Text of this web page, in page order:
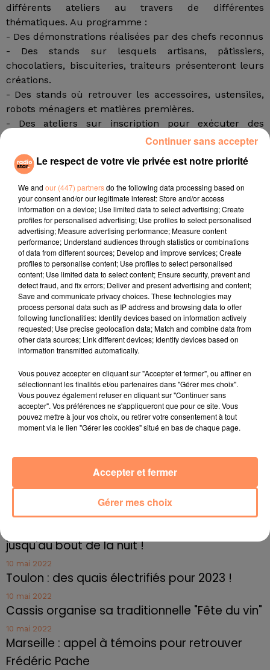
différents ateliers au travers de différentes
thématiques. Au programme :
- Des démonstrations réalisées par des chefs reconnus
- Des stands sur lesquels artisans, pâtissiers,
chocolatiers, biscuiteries, traiteurs présenteront leurs
créations.
- Des stands où retrouver les accessoires, ustensiles,
robots ménagers et matières premières.
- Des ateliers sur inscription pour exécuter des
- Un espace de conférence
20h de démonstrations en accès libre
Déjà une liste de 20 grands chefs pâtissiers a été
dévoilée. Vous pourrez leur demander conseils, sans
nul doute qu'ils assureront la transmission de leurs
gestes et de leur savoir-faire en invitant les visiteurs à
suivre en direct la réalisation d'une recette de leur
choix. 20 heures de démonstrations en accès libre et
illimité pour partager secrets et astuces en live. On a
vraiment hâte !
Infos pratiques :
Quand ?Du 3 au 4 février 2018
Entrée ?A partir de 2,00€
fil actus
4 juillet 2022
Marseille : une application pour mettre en
relation extras et...
27 juin 2022
jusqu'au bout de la nuit !
10 mai 2022
Toulon : des quais électrifiés pour 2023 !
10 mai 2022
Cassis organise sa traditionnelle "Fête du vin"
10 mai 2022
Marseille : appel à témoins pour retrouver
Frédéric Pache
Le respect de votre vie privée est notre priorité
We and our (447) partnersdo the following data processing based on
your consent and/or our legitimate interest: Store and/or access
information on a device; Use limited data to select advertising; Create
profiles for personalised advertising; Use profiles to select personalised
advertising; Measure advertising performance; Measure content
performance; Understand audiences through statistics or combinations
of data from different sources; Develop and improve services; Create
profiles to personalise content; Use profiles to select personalised
content; Use limited data to select content; Ensure security, prevent and
detect fraud, and fix errors; Deliver and present advertising and content;
Save and communicate privacy choices. These technologies may
process personal data such as IP address and browsing data to offer
following functionalities: Identify devices based on information actively
requested; Use precise geolocation data; Match and combine data from
other data sources; Link different devices; Identify devices based on
information transmitted automatically.
Vous pouvez accepter en cliquant sur "Accepter et fermer", ou affiner en
sélectionnant les finalités et/ou partenaires dans "Gérer mes choix".
Vous pouvez également refuser en cliquant sur "Continuer sans
accepter". Vos préférences ne s'appliqueront que pour ce site. Vous
pouvez mettre à jour vos choix, ou retirer votre consentement à tout
moment via le lien "Gérer les cookies" situé en bas de chaque page.
Gérer mes choix
Accepter et fermer
Continuer sans accepter